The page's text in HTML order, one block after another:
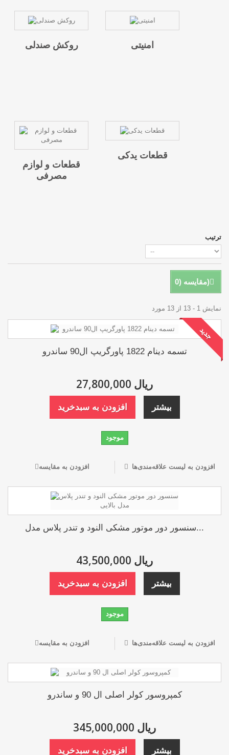
روکش صندلی امنیتی
قطعات و لوازم
مصرفی
قطعات یدکی
ترتیب
مقایسه (0 )
نمایش 1 - 13 از 13 مورد
جدید
تسمه دینام 1822 پاورگریپ ال90 ساندرو
27,800,000 ریال
افزودن به سبدخرید بیشتر
موجود
افزودن به لیست علاقه‌مندی‌ها افزودن به مقایسه
سنسور دور موتور مشکی النود و تندر پلاس مدل...
43,500,000 ریال
افزودن به سبدخرید بیشتر
موجود
افزودن به لیست علاقه‌مندی‌ها افزودن به مقایسه
کمپروسور کولر اصلی ال 90 و ساندرو
345,000,000 ریال
افزودن به سبدخرید بیشتر